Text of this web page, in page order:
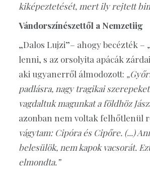
kiképeztetését, mert ily rejtett
Vándorszínészettől a Nemzetiig
„Dalos Lujzi”– ahogy becézték
lenni, s az orsolyita apácák
aki ugyanerről álmodozott:
padlásra, nagy tragikai
vagdaltuk magunkat a földhöz
azonban nem voltak felhőtlenül
vágytam: Cipóra és Cipőre. (...)
belesülök, nem kapok vacsorát.
elmondta.”